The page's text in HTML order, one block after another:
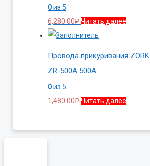
0из 5
6,280.00₽Читать далее
Провода прикуривания ZORK
ZR-500A 500A
0из 5
1,480.00₽Читать далее